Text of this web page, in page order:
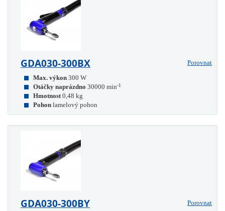
GDA030-300BX
Porovnat
Max. výkon 300 W
Otáčky naprázdno 30000 min-1
Hmotnost 0,48 kg
Pohon lamelový pohon
GDA030-300BY
Porovnat